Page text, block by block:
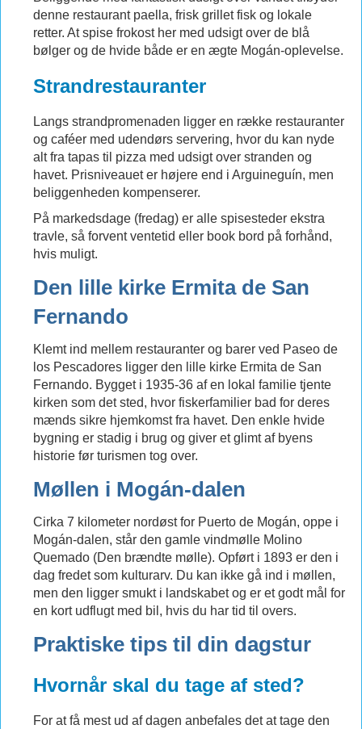
denne restaurant paella, frisk grillet fisk og lokale
retter. At spise frokost her med udsigt over de blå
bølger og de hvide både er en ægte Mogán-oplevelse.
Strandrestauranter
Langs strandpromenaden ligger en række restauranter
og caféer med udendørs servering, hvor du kan nyde
alt fra tapas til pizza med udsigt over stranden og
havet. Prisniveauet er højere end i Arguineguín, men
beliggenheden kompenserer.
På markedsdage (fredag) er alle spisesteder ekstra
travle, så forvent ventetid eller book bord på forhånd,
hvis muligt.
Den lille kirke Ermita de San
Fernando
Klemt ind mellem restauranter og barer ved Paseo de
los Pescadores ligger den lille kirke Ermita de San
Fernando. Bygget i 1935-36 af en lokal familie tjente
kirken som det sted, hvor fiskerfamilier bad for deres
mænds sikre hjemkomst fra havet. Den enkle hvide
bygning er stadig i brug og giver et glimt af byens
historie før turismen tog over.
Møllen i Mogán-dalen
Cirka 7 kilometer nordøst for Puerto de Mogán, oppe i
Mogán-dalen, står den gamle vindmølle Molino
Quemado (Den brændte mølle). Opført i 1893 er den i
dag fredet som kulturarv. Du kan ikke gå ind i møllen,
men den ligger smukt i landskabet og er et godt mål for
en kort udflugt med bil, hvis du har tid til overs.
Praktiske tips til din dagstur
Hvornår skal du tage af sted?
For at få mest ud af dagen anbefales det at tage den